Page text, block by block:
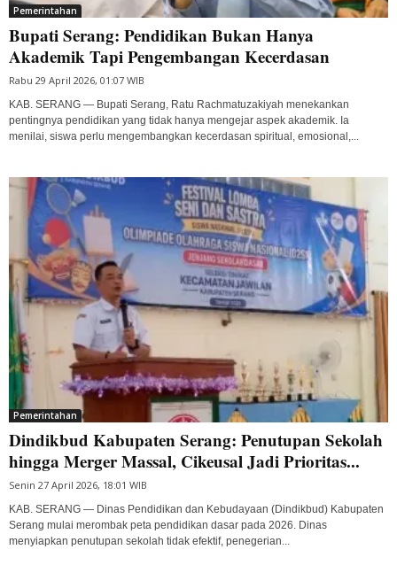
Pemerintahan
Bupati Serang: Pendidikan Bukan Hanya
Akademik Tapi Pengembangan Kecerdasan
Rabu 29 April 2026, 01:07 WIB
KAB. SERANG — Bupati Serang, Ratu Rachmatuzakiyah menekankan
pentingnya pendidikan yang tidak hanya mengejar aspek akademik. Ia
menilai, siswa perlu mengembangkan kecerdasan spiritual, emosional,...
Pemerintahan
Dindikbud Kabupaten Serang: Penutupan Sekolah
hingga Merger Massal, Cikeusal Jadi Prioritas...
Senin 27 April 2026, 18:01 WIB
KAB. SERANG — Dinas Pendidikan dan Kebudayaan (Dindikbud) Kabupaten
Serang mulai merombak peta pendidikan dasar pada 2026. Dinas
menyiapkan penutupan sekolah tidak efektif, penegerian...